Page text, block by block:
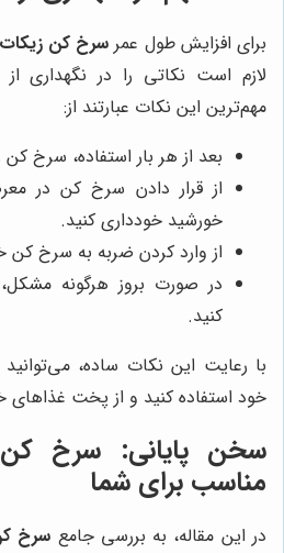
برای افزایش طول عمر سرخ کن زیکات
لازم است نکاتی را در نگهداری
مهم‌ترین این نکات عبارتند از:
بعد از هر بار استفاده، سرخ کن
از قرار دادن سرخ کن در
خورشید خودداری کنید.
از وارد کردن ضربه به سرخ کن
در صورت بروز هرگونه مشکل،
کنید.
با رعایت این نکات ساده،
خود استفاده کنید و از پخت غذاهای
سخن پایانی: سرخ کن
مناسب برای شما
در این مقاله، به بررسی جامع سرخ